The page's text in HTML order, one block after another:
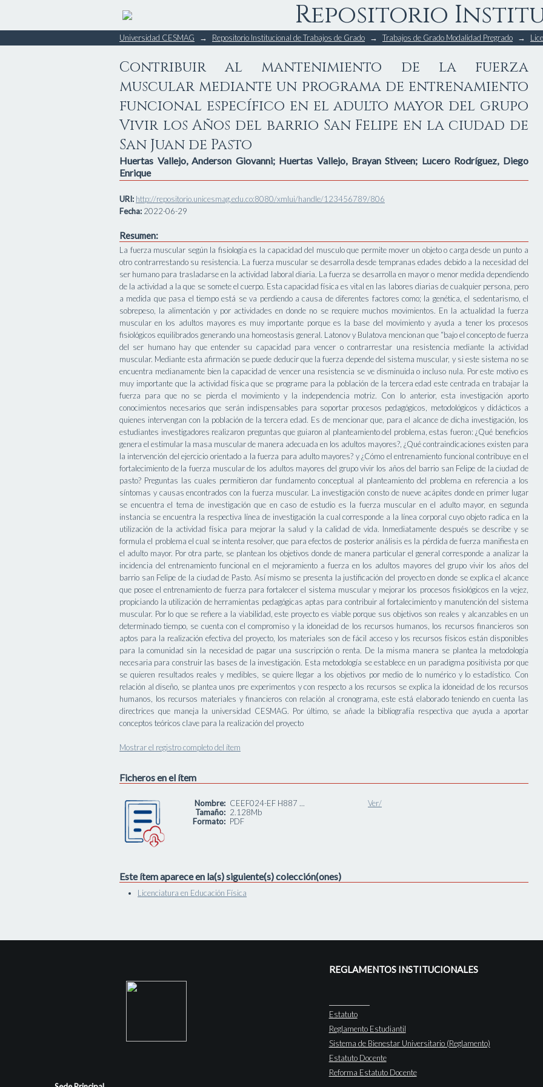
Repositorio
Contribuir al mantenimiento de la fuerza
programa de entrenamiento funcional específico
del grupo Vivir los Años del barrio San Felipe en la
Pasto
Universidad CESMAG → Repositorio Institucional de Trabajos de Grado → Trabajos de Grado Modalidad Pregrado →
Contribuir al mantenimiento de la fuerza
muscular mediante un programa de entrenamiento
funcional específico en el adulto mayor del grupo
Vivir los Años del barrio San Felipe en la ciudad de
San Juan de Pasto
Huertas Vallejo, Anderson Giovanni; Huertas Vallejo, Brayan Stiveen; Lucero Rodríguez, Diego
Enrique
URI: http://repositorio.unicesmag.edu.co:8080/xmlui/handle/123456789/806
Fecha: 2022-06-29
Resumen:
La fuerza muscular según la fisiología es la capacidad del musculo que permite mover un objeto o carga desde un punto a
otro contrarrestando su resistencia. La fuerza muscular se desarrolla desde tempranas edades debido a la necesidad del
ser humano para trasladarse en la actividad laboral diaria. La fuerza se desarrolla en mayor o menor medida dependiendo
de la actividad a la que se somete el cuerpo. Esta capacidad física es vital en las labores diarias de cualquier persona, pero
a medida que pasa el tiempo está se va perdiendo a causa de diferentes factores como; la genética, el sedentarismo, el
sobrepeso, la alimentación y por actividades en donde no se requiere muchos movimientos. En la actualidad la fuerza
muscular en los adultos mayores es muy importante porque es la base del movimiento y ayuda a tener los procesos
fisiológicos equilibrados generando una homeostasis general. Latonov y Bulatova mencionan que “bajo el concepto de fuerza
del ser humano hay que entender su capacidad para vencer o contrarrestar una resistencia mediante la actividad
muscular. Mediante esta afirmación se puede deducir que la fuerza depende del sistema muscular, y si este sistema no se
encuentra medianamente bien la capacidad de vencer una resistencia se ve disminuida o incluso nula. Por este motivo es
muy importante que la actividad física que se programe para la población de la tercera edad este centrada en trabajar la
fuerza para que no se pierda el movimiento y la independencia motriz. Con lo anterior, esta investigación aporto
conocimientos necesarios que serán indispensables para soportar procesos pedagógicos, metodológicos y didácticos a
quienes intervengan con la población de la tercera edad. Es de mencionar que, para el alcance de dicha investigación, los
estudiantes investigadores realizaron preguntas que guiaron al planteamiento del problema, estas fueron: ¿Qué beneficios
genera el estimular la masa muscular de manera adecuada en los adultos mayores?, ¿Qué contraindicaciones existen para
la intervención del ejercicio orientado a la fuerza para adulto mayores? y ¿Cómo el entrenamiento funcional contribuye en el
fortalecimiento de la fuerza muscular de los adultos mayores del grupo vivir los años del barrio san Felipe de la ciudad de
pasto? Preguntas las cuales permitieron dar fundamento conceptual al planteamiento del problema en referencia a los
síntomas y causas encontrados con la fuerza muscular. La investigación consto de nueve acápites donde en primer lugar
se encuentra el tema de investigación que en caso de estudio es la fuerza muscular en el adulto mayor, en segunda
instancia se encuentra la respectiva línea de investigación la cual corresponde a la línea corporal cuyo objeto radica en la
utilización de la actividad física para mejorar la salud y la calidad de vida. Inmediatamente después se describe y se
formula el problema el cual se intenta resolver, que para efectos de posterior análisis es la pérdida de fuerza manifiesta en
el adulto mayor. Por otra parte, se plantean los objetivos donde de manera particular el general corresponde a analizar la
incidencia del entrenamiento funcional en el mejoramiento a fuerza en los adultos mayores del grupo vivir los años del
barrio san Felipe de la ciudad de Pasto. Así mismo se presenta la justificación del proyecto en donde se explica el alcance
que posee el entrenamiento de fuerza para fortalecer el sistema muscular y mejorar los procesos fisiológicos en la vejez,
propiciando la utilización de herramientas pedagógicas aptas para contribuir al fortalecimiento y manutención del sistema
muscular. Por lo que se refiere a la viabilidad, este proyecto es viable porque sus objetivos son reales y alcanzables en un
determinado tiempo, se cuenta con el compromiso y la idoneidad de los recursos humanos, los recursos financieros son
aptos para la realización efectiva del proyecto, los materiales son de fácil acceso y los recursos físicos están disponibles
para la comunidad sin la necesidad de pagar una suscripción o renta. De la misma manera se plantea la metodología
necesaria para construir las bases de la investigación. Esta metodología se establece en un paradigma positivista por que
se quieren resultados reales y medibles, se quiere llegar a los objetivos por medio de lo numérico y lo estadístico. Con
relación al diseño, se plantea unos pre experimentos y con respecto a los recursos se explica la idoneidad de los recursos
humanos, los recursos materiales y financieros con relación al cronograma, este está elaborado teniendo en cuenta las
directrices que maneja la universidad CESMAG. Por último, se añade la bibliografía respectiva que ayuda a aportar
conceptos teóricos clave para la realización del proyecto
Mostrar el registro completo del ítem
Ficheros en el ítem
Nombre: CEEF024-EF H887 ...
Tamaño: 2.128Mb
Formato: PDF
Ver/
Este ítem aparece en la(s) siguiente(s) colección(ones)
Licenciatura en Educación Física
REGLAMENTOS INSTITUCIONALES
Estatuto
Reglamento Estudiantil
Sistema de Bienestar Universitario (Reglamento)
Estatuto Docente
Reforma Estatuto Docente